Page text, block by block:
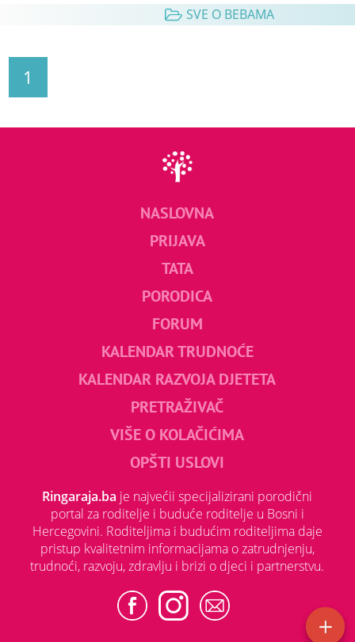
SVE O BEBAMA
1
NASLOVNA
PRIJAVA
TATA
PORODICA
FORUM
KALENDAR TRUDNOĆE
KALENDAR RAZVOJA DJETETA
PRETRAŽIVAČ
VIŠE O KOLAČIĆIMA
OPŠTI USLOVI
Ringaraja.ba je najvećii specijalizirani porodični
portal za roditelje i buduće roditelje u Bosni i
Hercegovini. Roditeljima i budućim roditeljima daje
pristup kvalitetnim informacijama o zatrudnjenju,
trudnoći, razvoju, zdravlju i brizi o djeci i partnerstvu.